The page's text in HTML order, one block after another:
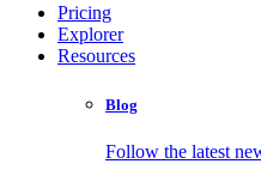
Pricing
Explorer
Resources
Blog
Follow the latest